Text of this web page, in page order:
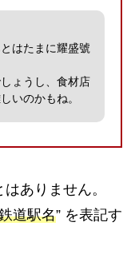
はたまに耀盛號
ょうし、食材店
いのかもね。
ありません。
道駅名” を表記す